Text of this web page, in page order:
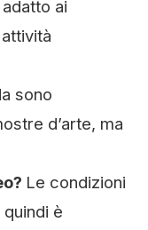
ai
sono
d’arte, ma
Le condizioni
è